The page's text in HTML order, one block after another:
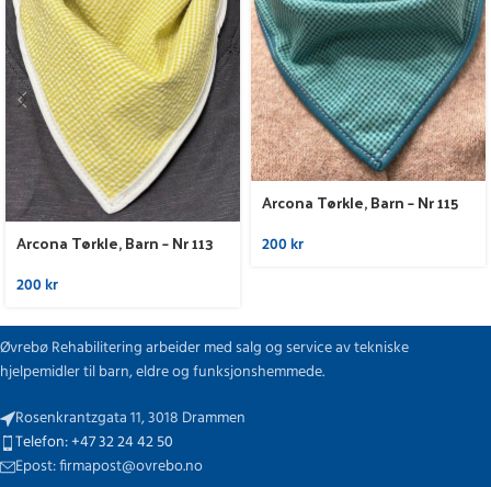
Arcona Tørkle, Barn – Nr 113
200kr
Arcona Tørkle, Barn – Nr 115
200kr
Øvrebø Rehabilitering arbeider med salg og service av tekniske
hjelpemidler til barn, eldre og funksjonshemmede.
Rosenkrantzgata 11, 3018 Drammen
Telefon: +47 32 24 42 50
Epost: firmapost@ovrebo.no